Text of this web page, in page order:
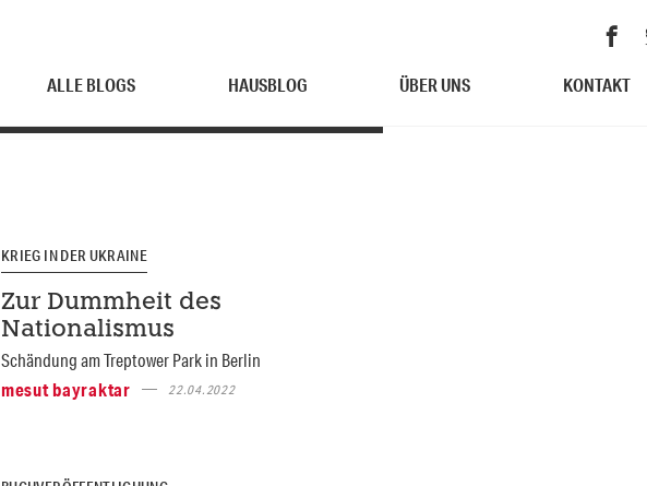
ALLE BLOGS HAUSBLOG ÜBER UNS KONTAKT
KRIEG IN DER UKRAINE
Zur Dummheit des
Nationalismus
Schändung am Treptower Park in Berlin
mesut bayraktar
22.04.2022